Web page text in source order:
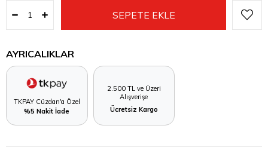
AYRICALIKLAR
TKPAY Cüzdan'a Özel
%5 Nakit İade
2.500 TL ve Üzeri
Alışverişe
Ücretsiz Kargo